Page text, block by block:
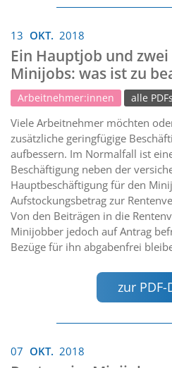
13 OKT. 2018
Ein Hauptjob und
Minijobs: was ist zu
Arbeitnehmer:innen alle PDFs
Viele Arbeitnehmer möchten
zusätzliche geringfügige
aufbessern. Im Normalfall ist
Beschäftigung neben der
Hauptbeschäftigung für den
Aufstockungsbetrag zur
Von den Beiträgen in die
Minijobber jedoch auf Antrag
Bezüge für ihn abgabenfrei
zur PDF-
07 OKT. 2018